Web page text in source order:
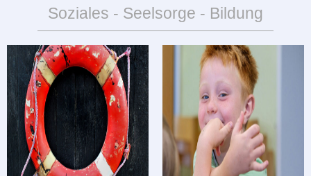
Soziales - Seelsorge - Bildung